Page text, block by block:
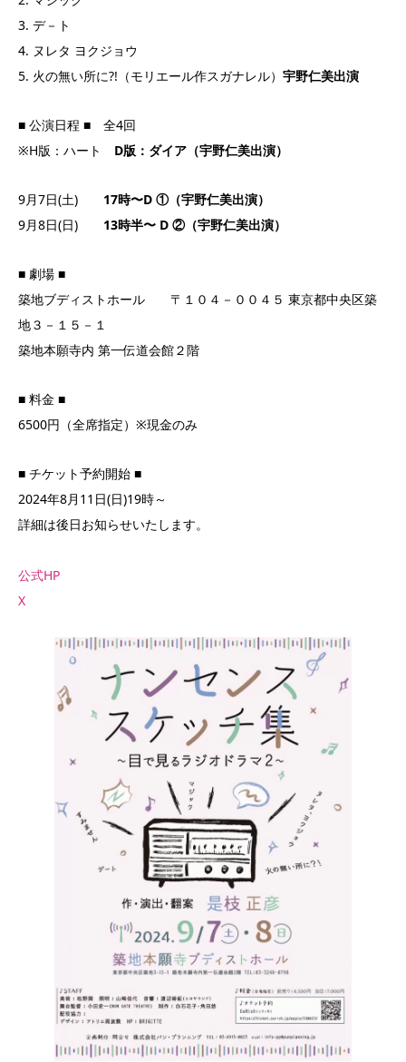
3. デ－ト
4. ヌレタ ヨクジョウ
5. 火の無い所に?!（モリエール作スガナレル） 宇野仁美出演
■ 公演日程 ■ 全4回
※H版：ハート D版：ダイア（宇野仁美出演）
9月7日(土) 17時〜D ①（宇野仁美出演）
9月8日(日) 13時半〜 D ②（宇野仁美出演）
■ 劇場 ■
築地ブディストホール 〒１０４－００４５ 東京都中央区築
地３－１５－１
築地本願寺内 第一伝道会館２階
■ 料金 ■
6500円（全席指定）※現金のみ
■ チケット予約開始 ■
2024年8月11日(日)19時～
詳細は後日お知らせいたします。
公式HP
X